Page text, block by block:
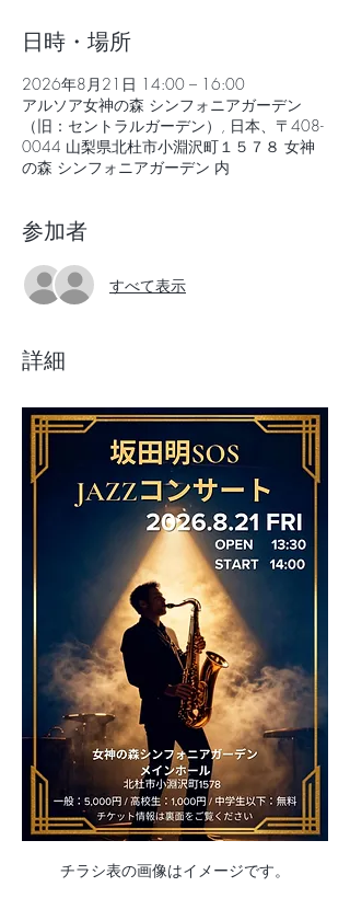
日時・場所
2026年8月21日 14:00 – 16:00
アルソア女神の森 シンフォニアガーデン
（旧：セントラルガーデン）, 日本、〒408-
0044 山梨県北杜市小淵沢町１５７８ 女神
の森 シンフォニアガーデン 内
参加者
すべて表示
詳細
チラシ表の画像はイメージです。